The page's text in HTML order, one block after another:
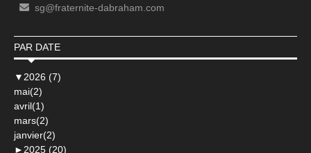
sg@fraternite-dabraham.com
PAR DATE
▼ 2026 (7)
mai(2)
avril(1)
mars(2)
janvier(2)
► 2025 (20)